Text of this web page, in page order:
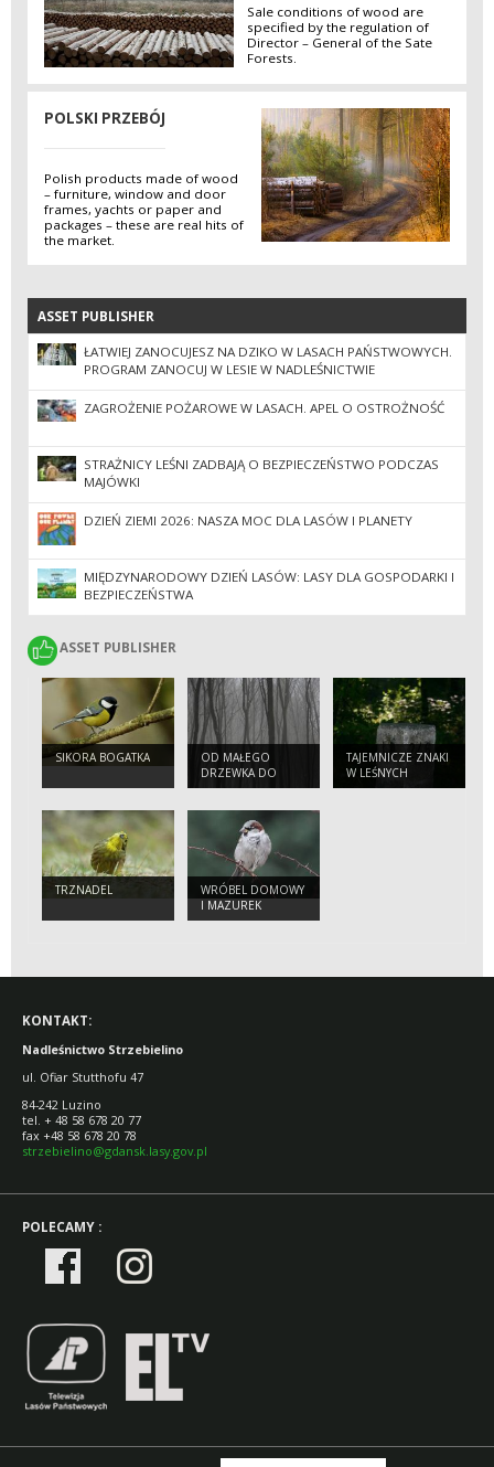
Sale conditions of wood are
specified by the regulation of
Director – General of the Sate
Forests.
POLSKI PRZEBÓJ
Polish products made of wood
– furniture, window and door
frames, yachts or paper and
packages – these are real hits of
the market.
ASSET PUBLISHER
ASSET PUBLISHER
ŁATWIEJ ZANOCUJESZ NA DZIKO W LASACH PAŃSTWOWYCH.
PROGRAM ZANOCUJ W LESIE W NADLEŚNICTWIE
STRZEBIELINO
ZAGROŻENIE POŻAROWE W LASACH. APEL O OSTROŻNOŚĆ
STRAŻNICY LEŚNI ZADBAJĄ O BEZPIECZEŃSTWO PODCZAS
MAJÓWKI
DZIEŃ ZIEMI 2026: NASZA MOC DLA LASÓW I PLANETY
MIĘDZYNARODOWY DZIEŃ LASÓW: LASY DLA GOSPODARKI I
BEZPIECZEŃSTWA
ASSET PUBLISHER
ASSET PUBLISHER
SIKORA BOGATKA
OD MAŁEGO
DRZEWKA DO
WIELKIEGO LASU
TAJEMNICZE ZNAKI
W LEŚNYCH
OSTĘPACH
TRZNADEL
WRÓBEL DOMOWY
I MAZUREK
KONTAKT:
Nadleśnictwo Strzebielino
ul. Ofiar Stutthofu 47
84-242 Luzino
tel. + 48 58 678 20 77
fax +48 58 678 20 78
strzebielino@gdansk.lasy.gov.pl
POLECAMY :